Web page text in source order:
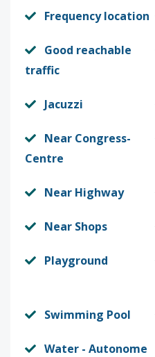
Frequency location
Good reachable
traffic
Jacuzzi
Near Congress-
Centre
Near Highway
Near Shops
Playground
Swimming Pool
Water - Autonome